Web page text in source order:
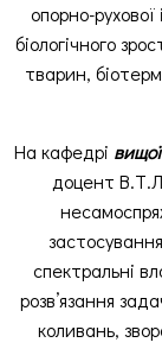
опорно-
біологічного
тварин,
На кафедрі
доцент
спектральні
розв’язання
коливань,